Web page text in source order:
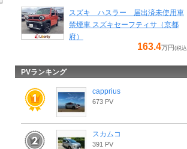
スズキ ハスラー 届出済未使用車
禁煙車 スズキセーフティサ（京都
府）
163.4万円 (税
PVランキング
capprius
673 PV
スカムコ
391 PV